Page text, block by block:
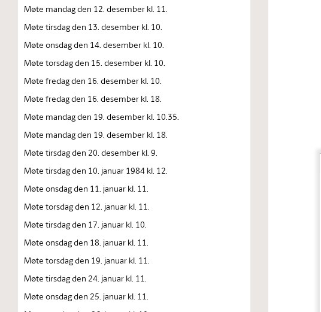
Møte mandag den 12. desember kl. 11.
Møte tirsdag den 13. desember kl. 10.
Møte onsdag den 14. desember kl. 10.
Møte torsdag den 15. desember kl. 10.
Møte fredag den 16. desember kl. 10.
Møte fredag den 16. desember kl. 18.
Møte mandag den 19. desember kl. 10.35.
Møte mandag den 19. desember kl. 18.
Møte tirsdag den 20. desember kl. 9.
Møte tirsdag den 10. januar 1984 kl. 12.
Møte onsdag den 11. januar kl. 11.
Møte torsdag den 12. januar kl. 11.
Møte tirsdag den 17. januar kl. 10.
Møte onsdag den 18. januar kl. 11.
Møte torsdag den 19. januar kl. 11.
Møte tirsdag den 24. januar kl. 11.
Møte onsdag den 25. januar kl. 11.